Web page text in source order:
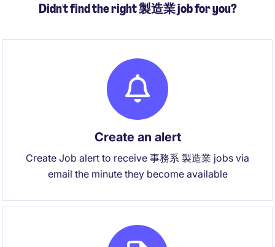
Didn't find the right 製造業 job for you?
Create an alert
Create Job alert to receive 事務系 製造業 jobs via
email the minute they become available